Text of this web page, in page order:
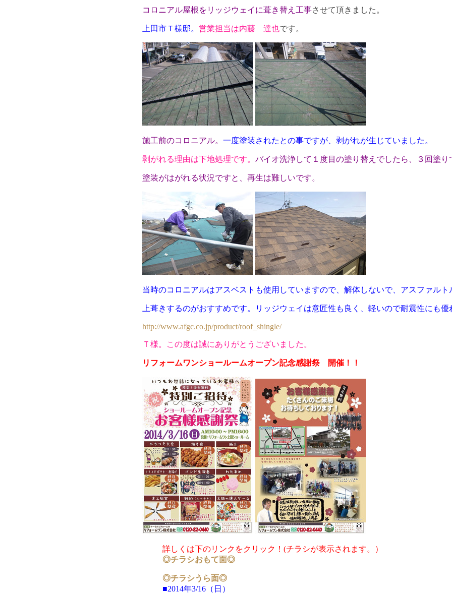
コロニアル屋根をリッジウェイに葺き替え工事させて頂きました。
上田市Ｔ様邸。 営業担当は内藤 達也です。
施工前のコロニアル。 一度塗装されたとの事ですが、剥がれが生じていました。
剥がれる理由は下地処理です。 バイオ洗浄して１度目の塗り替えでしたら、３回塗り
塗装がはがれる状況ですと、再生は難しいです。
当時のコロニアルはアスベストも使用していますので、解体しないで、アスファルト
上葺きするのがおすすめです。 リッジウェイは意匠性も良く、軽いので耐震性にも優
http://www.afgc.co.jp/product/roof_shingle/
Ｔ様。この度は誠にありがとうございました。
リフォームワンショールームオープン記念感謝祭 開催！！
詳しくは下のリンクをクリック！(チラシが表示されます。）
◎チラシおもて面◎
◎チラシうら面◎
■2014年3/16（日）